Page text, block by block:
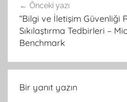
gezinmesi
Önceki yazı
“Bilgi ve İletişim Güvenliği
Sıkılaştırma Tedbirleri –
Benchmark
Bir yanıt yazın